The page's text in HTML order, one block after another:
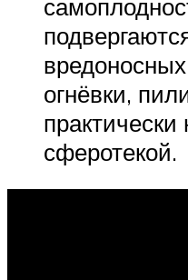
огнёвки,
сферотекой.